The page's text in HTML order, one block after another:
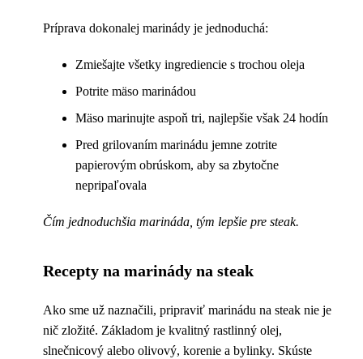
Príprava dokonalej marinády je jednoduchá:
Zmiešajte všetky ingrediencie s trochou oleja
Potrite mäso marinádou
Mäso marinujte aspoň tri, najlepšie však 24 hodín
Pred grilovaním marinádu jemne zotrite
papierovým obrúskom, aby sa zbytočne
nepripaľovala
Čím jednoduchšia marináda, tým lepšie pre steak.
Recepty na marinády na steak
Ako sme už naznačili, pripraviť marinádu na steak nie je
nič zložité. Základom je kvalitný rastlinný olej,
slnečnicový alebo olivový, korenie a bylinky. Skúste